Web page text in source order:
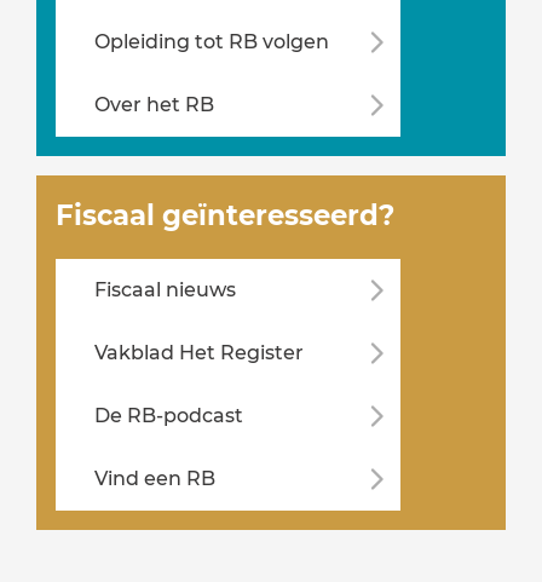
Opleiding tot RB volgen
Over het RB
Fiscaal geïnteresseerd?
Fiscaal nieuws
Vakblad Het Register
De RB-podcast
Vind een RB